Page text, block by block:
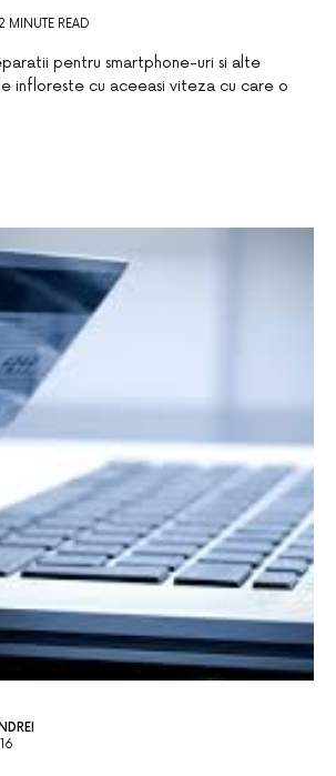
MINUTE READ
pentru smartphone-uri si alte
infloreste cu aceeasi viteza cu care o